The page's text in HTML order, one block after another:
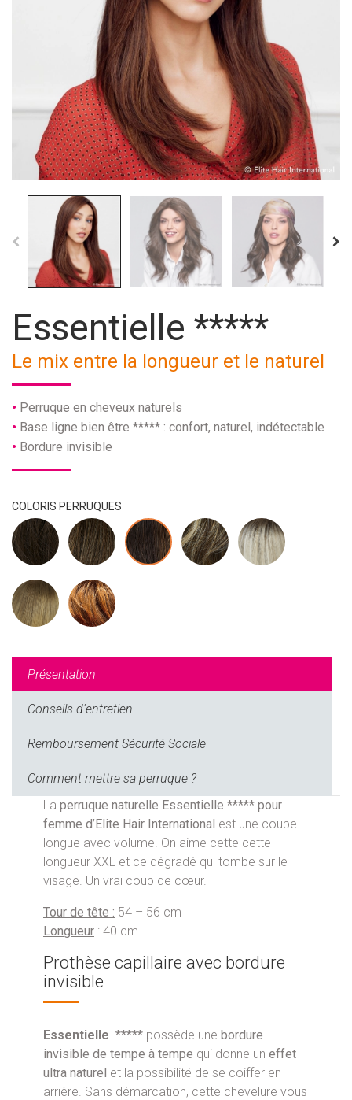
Essentielle *****
Le mix entre la longueur et le naturel
Perruque en cheveux naturels
Base ligne bien être ***** : confort, naturel, indétectable
Bordure invisible
COLORIS PERRUQUES
Présentation
Conseils d'entretien
Remboursement Sécurité Sociale
Comment mettre sa perruque ?
La perruque naturelle Essentielle ***** pour
femme d’Elite Hair International est une coupe
longue avec volume. On aime cette cette
longueur XXL et ce dégradé qui tombe sur le
visage. Un vrai coup de cœur.
Tour de tête : 54 – 56 cm
Longueur : 40 cm
Prothèse capillaire avec bordure
invisible
Essentielle ***** possède une bordure
invisible de tempe à tempe qui donne un effet
ultra naturel et la possibilité de se coiffer en
arrière. Sans démarcation, cette chevelure vous